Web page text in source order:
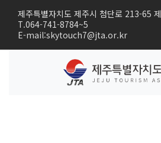
제주특별자치도 제주시 첨단로 213-65
T.064-741-8784~5
E-mail:skytouch7@jta.or.kr